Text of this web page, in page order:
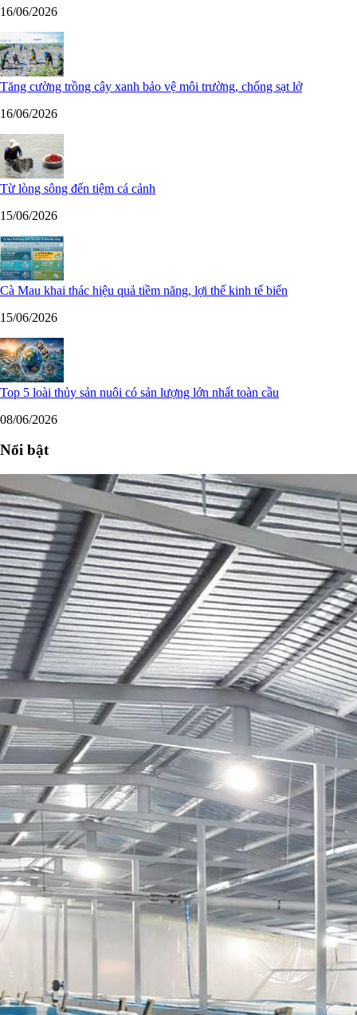
16/06/2026
Tăng cường trồng cây xanh bảo vệ môi trường, chống sạt lở
16/06/2026
Từ lòng sông đến tiệm cá cảnh
15/06/2026
Cà Mau khai thác hiệu quả tiềm năng, lợi thế kinh tế biển
15/06/2026
Top 5 loài thủy sản nuôi có sản lượng lớn nhất toàn cầu
08/06/2026
Nổi bật